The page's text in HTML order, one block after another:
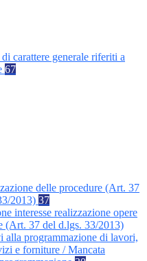
carattere generale riferiti a
67
delle procedure (Art. 37
2013) 37
interesse realizzazione opere
(Art. 37 del d.lgs. 33/2013)
alla programmazione di lavori,
e forniture / Mancata